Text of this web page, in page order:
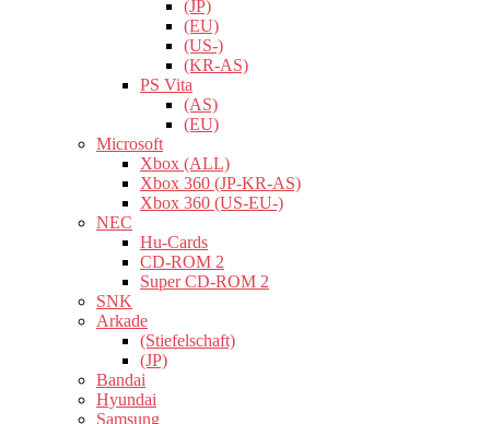
(JP)
(EU)
(US-)
(KR-AS)
PS Vita
(AS)
(EU)
Microsoft
Xbox (ALL)
Xbox 360 (JP-KR-AS)
Xbox 360 (US-EU-)
NEC
Hu-Cards
CD-ROM 2
Super CD-ROM 2
SNK
Arkade
(Stiefelschaft)
(JP)
Bandai
Hyundai
Samsung